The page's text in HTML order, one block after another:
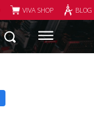
VIVA SHOP